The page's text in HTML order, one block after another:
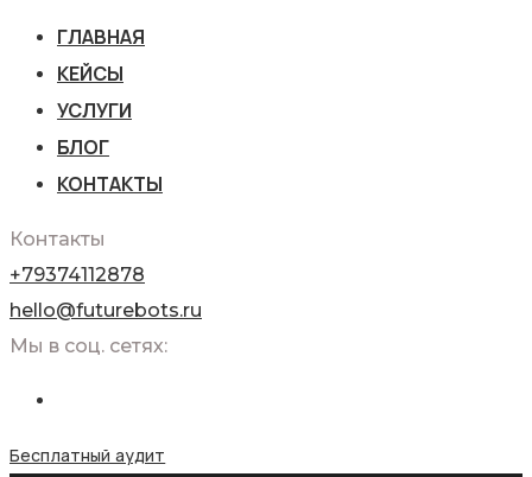
ГЛАВНАЯ
КЕЙСЫ
УСЛУГИ
БЛОГ
КОНТАКТЫ
Контакты
+79374112878
hello@futurebots.ru
Мы в соц. сетях:
Бесплатный аудит